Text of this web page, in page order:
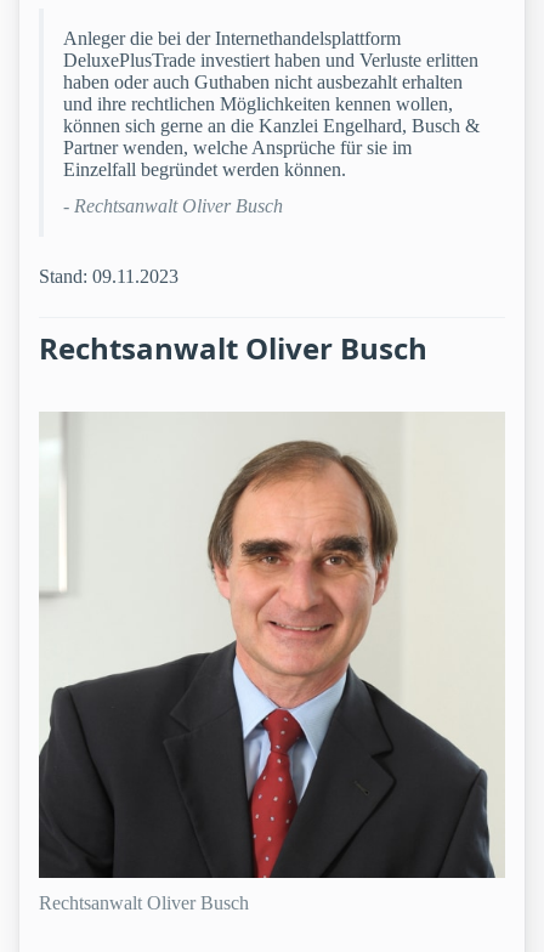
Anleger die bei der Internethandelsplattform
DeluxePlusTrade investiert haben und Verluste erlitten
haben oder auch Guthaben nicht ausbezahlt erhalten
und ihre rechtlichen Möglichkeiten kennen wollen,
können sich gerne an die Kanzlei Engelhard, Busch &
Partner wenden, welche Ansprüche für sie im
Einzelfall begründet werden können.
- Rechtsanwalt Oliver Busch
Stand: 09.11.2023
Rechtsanwalt Oliver Busch
Rechtsanwalt Oliver Busch